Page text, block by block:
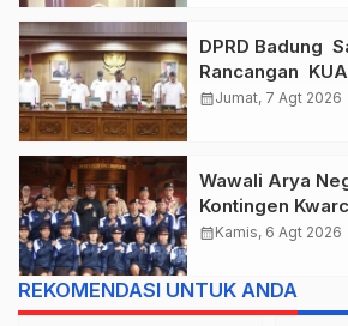
DPRD Badung
Rancangan
Anggaran
calendar_monthJumat, 7 Agt 2026
Wawali Arya
Kontingen
Menuju
calendar_monthKamis, 6 Agt 2026
REKOMENDASI UNTUK ANDA